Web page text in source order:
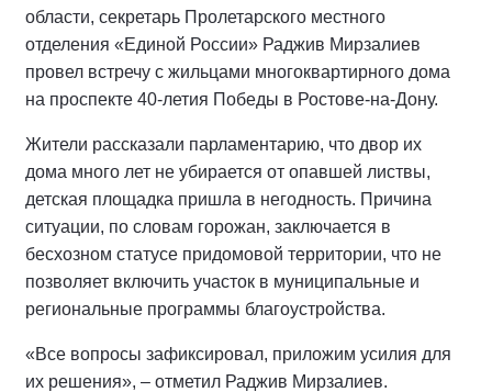
области, секретарь Пролетарского местного
отделения «Единой России» Раджив Мирзалиев
провел встречу с жильцами многоквартирного дома
на проспекте 40-летия Победы в Ростове-на-Дону.
Жители рассказали парламентарию, что двор их
дома много лет не убирается от опавшей листвы,
детская площадка пришла в негодность. Причина
ситуации, по словам горожан, заключается в
бесхозном статусе придомовой территории, что не
позволяет включить участок в муниципальные и
региональные программы благоустройства.
«Все вопросы зафиксировал, приложим усилия для
их решения», – отметил Раджив Мирзалиев.